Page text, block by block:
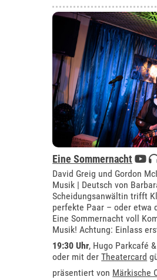
Eine Sommernacht
David Greig und Gordon
Musik | Deutsch von
Scheidungsanwältin trifft
perfekte Paar – oder etwa
Eine Sommernacht voll
Musik! Achtung: Einlass
19:30 Uhr, Hugo Parkcafé
oder mit derTheatercard
präsentiert von Märkische